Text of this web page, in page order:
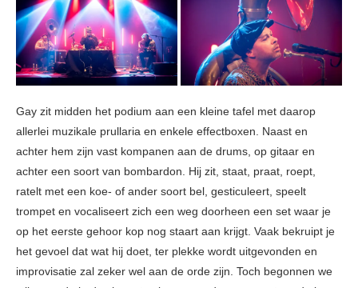
Gay zit midden het podium aan een kleine tafel met daarop
allerlei muzikale prullaria en enkele effectboxen. Naast en
achter hem zijn vast kompanen aan de drums, op gitaar en
achter een soort van bombardon. Hij zit, staat, praat, roept,
ratelt met een koe- of ander soort bel, gesticuleert, speelt
trompet en vocaliseert zich een weg doorheen een set waar je
op het eerste gehoor kop nog staart aan krijgt. Vaak bekruipt je
het gevoel dat wat hij doet, ter plekke wordt uitgevonden en
improvisatie zal zeker wel aan de orde zijn. Toch begonnen we